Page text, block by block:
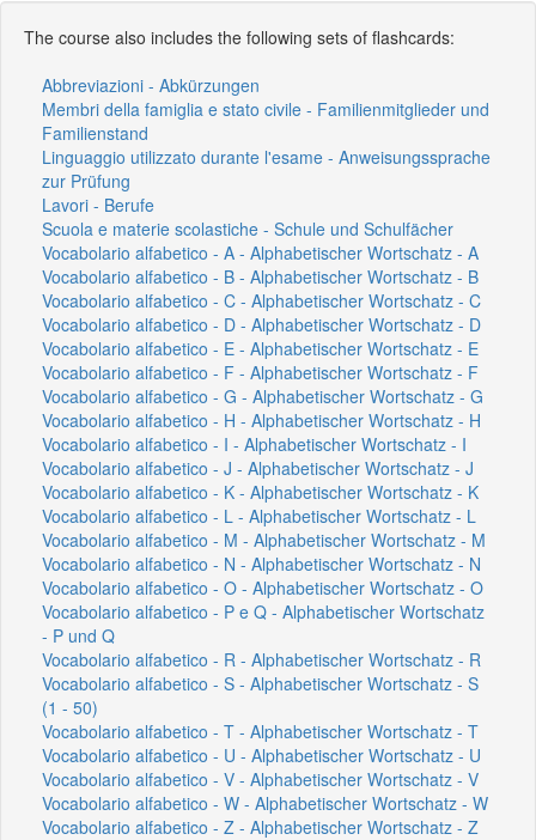
The course also includes the following sets of flashcards:
Abbreviazioni - Abkürzungen
Membri della famiglia e stato civile - Familienmitglieder und
Familienstand
Linguaggio utilizzato durante l'esame - Anweisungssprache
zur Prüfung
Lavori - Berufe
Scuola e materie scolastiche - Schule und Schulfächer
Vocabolario alfabetico - A - Alphabetischer Wortschatz - A
Vocabolario alfabetico - B - Alphabetischer Wortschatz - B
Vocabolario alfabetico - C - Alphabetischer Wortschatz - C
Vocabolario alfabetico - D - Alphabetischer Wortschatz - D
Vocabolario alfabetico - E - Alphabetischer Wortschatz - E
Vocabolario alfabetico - F - Alphabetischer Wortschatz - F
Vocabolario alfabetico - G - Alphabetischer Wortschatz - G
Vocabolario alfabetico - H - Alphabetischer Wortschatz - H
Vocabolario alfabetico - I - Alphabetischer Wortschatz - I
Vocabolario alfabetico - J - Alphabetischer Wortschatz - J
Vocabolario alfabetico - K - Alphabetischer Wortschatz - K
Vocabolario alfabetico - L - Alphabetischer Wortschatz - L
Vocabolario alfabetico - M - Alphabetischer Wortschatz - M
Vocabolario alfabetico - N - Alphabetischer Wortschatz - N
Vocabolario alfabetico - O - Alphabetischer Wortschatz - O
Vocabolario alfabetico - P e Q - Alphabetischer Wortschatz
- P und Q
Vocabolario alfabetico - R - Alphabetischer Wortschatz - R
Vocabolario alfabetico - S - Alphabetischer Wortschatz - S
(1 - 50)
Vocabolario alfabetico - T - Alphabetischer Wortschatz - T
Vocabolario alfabetico - U - Alphabetischer Wortschatz - U
Vocabolario alfabetico - V - Alphabetischer Wortschatz - V
Vocabolario alfabetico - W - Alphabetischer Wortschatz - W
Vocabolario alfabetico - Z - Alphabetischer Wortschatz - Z